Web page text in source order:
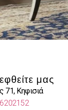
μας
71, Κηφισιά